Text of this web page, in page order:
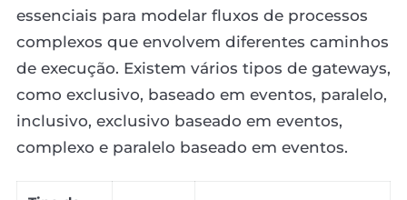
essenciais para modelar fluxos de processos
complexos que envolvem diferentes caminhos
de execução. Existem vários tipos de gateways,
como exclusivo, baseado em eventos, paralelo,
inclusivo, exclusivo baseado em eventos,
complexo e paralelo baseado em eventos.